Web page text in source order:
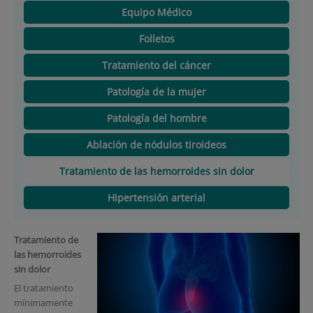
Equipo Médico
Folletos
Tratamiento del cáncer
Patología de la mujer
Patología del hombre
Ablación de nódulos tiroideos
Tratamiento de las hemorroides sin dolor
Hipertensión arterial
Tratamiento de
las hemorroides
sin dolor
El tratamiento
mínimamente